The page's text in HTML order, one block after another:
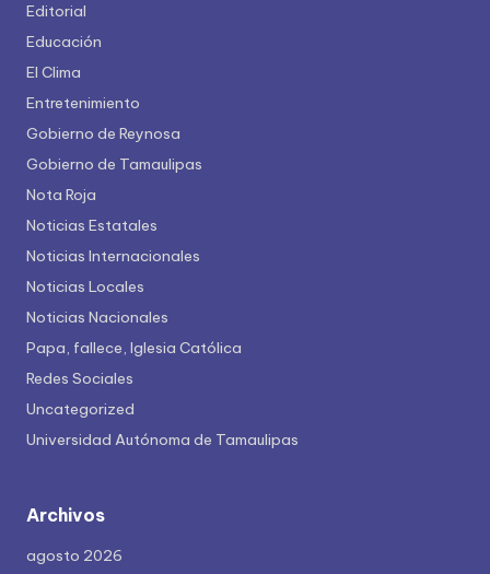
Editorial
Educación
El Clima
Entretenimiento
Gobierno de Reynosa
Gobierno de Tamaulipas
Nota Roja
Noticias Estatales
Noticias Internacionales
Noticias Locales
Noticias Nacionales
Papa, fallece, Iglesia Católica
Redes Sociales
Uncategorized
Universidad Autónoma de Tamaulipas
Archivos
agosto 2026